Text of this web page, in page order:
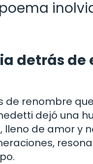
detrás de
de renombre
dejó una
lleno de amor y